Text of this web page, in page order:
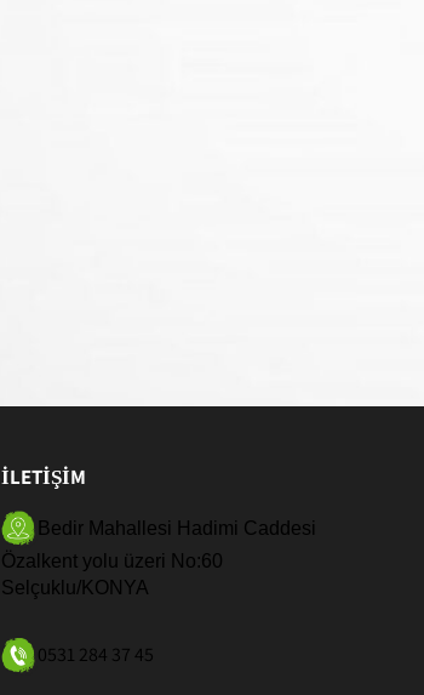
İLETİŞİM
Bedir Mahallesi Hadimi Caddesi
Özalkent yolu üzeri No:60
Selçuklu/KONYA
0531 284 37 45